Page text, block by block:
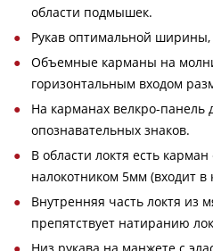
области подмышек.
Рукав оптимальной
Объемные карманы на
горизонтальным входом
На карманах велкро-панель
опознавательных знаков.
В области локтя есть
налокотником 5мм (входит в
Внутренняя часть локтя из
препятствует натиранию